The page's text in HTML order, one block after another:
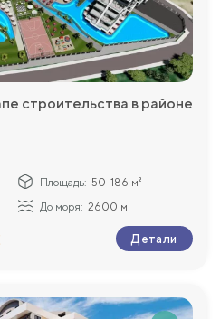
строительства в районе
Площадь: 50-186 м²
До моря: 2600 м
Детали